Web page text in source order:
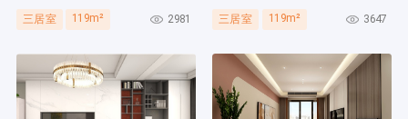
三居室 119m² 2981 三居室 119m² 3647